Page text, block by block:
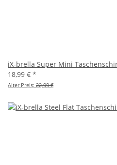
iX-brella Super Mini
18,99 € *
Alter Preis: 22,99 €